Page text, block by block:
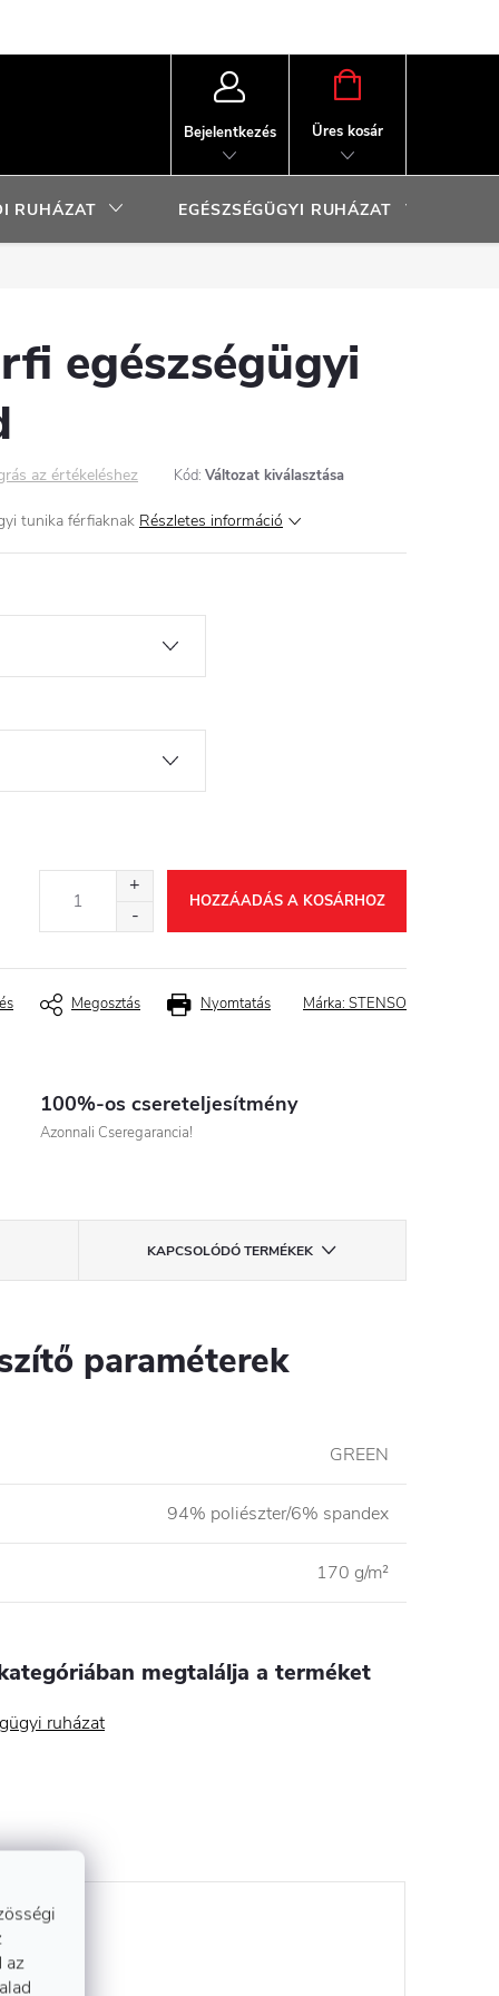
az
Bejelentkezés
KOSÁR
Üres kosár
RUHÁZAT EGÉSZSÉGÜGYI RUHÁZAT
egészségügyi
az értékeléshez Kód: Változat kiválasztása
tunika férfiaknak Részletes információ
HOZZÁADÁS A KOSÁRHOZ
Nyomtatás
Megosztás Márka: STENSO
100%-os csereteljesítmény
Azonnali Cseregarancia!
KAPCSOLÓDÓ TERMÉKEK
paraméterek
GREEN
94% poliészter/6% spandex
170 g/m²
megtalálja a terméket
ruházat